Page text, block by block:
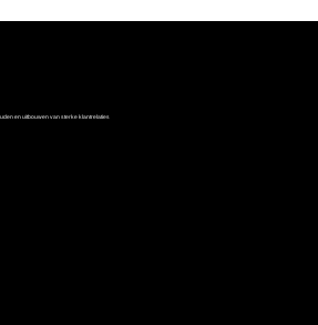
en uitbouwen van sterke klantrelaties